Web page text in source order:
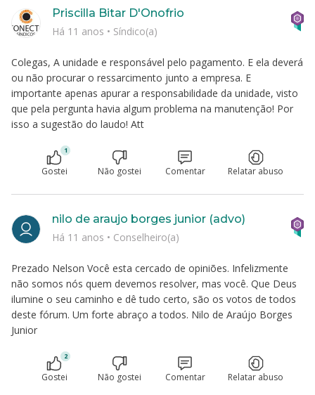
Colegas, A unidade e responsável pelo pagamento. E ela deverá
ou não procurar o ressarcimento junto a empresa. E
importante apenas apurar a responsabilidade da unidade, visto
que pela pergunta havia algum problema na manutenção! Por
isso a sugestão do laudo! Att
Priscilla Bitar D'Onofrio
Há 11 anos • Síndico(a)
1
Gostei Não gostei Comentar Relatar abuso
Prezado Nelson Você esta cercado de opiniões. Infelizmente
não somos nós quem devemos resolver, mas você. Que Deus
ilumine o seu caminho e dê tudo certo, são os votos de todos
deste fórum. Um forte abraço a todos. Nilo de Araújo Borges
Junior
nilo de araujo borges junior (advo)
Há 11 anos • Conselheiro(a)
2
Gostei Não gostei Comentar Relatar abuso